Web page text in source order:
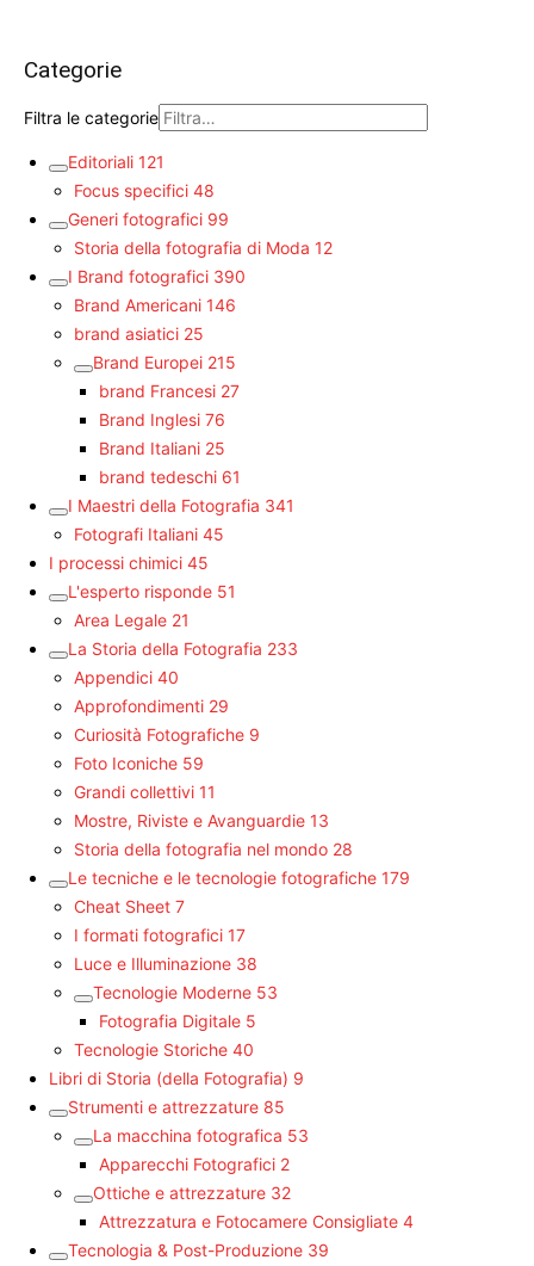
Categorie
Filtra le categorie
Editoriali 121
Focus specifici 48
Generi fotografici 99
Storia della fotografia di Moda 12
I Brand fotografici 390
Brand Americani 146
brand asiatici 25
Brand Europei 215
brand Francesi 27
Brand Inglesi 76
Brand Italiani 25
brand tedeschi 61
I Maestri della Fotografia 341
Fotografi Italiani 45
I processi chimici 45
L'esperto risponde 51
Area Legale 21
La Storia della Fotografia 233
Appendici 40
Approfondimenti 29
Curiosità Fotografiche 9
Foto Iconiche 59
Grandi collettivi 11
Mostre, Riviste e Avanguardie 13
Storia della fotografia nel mondo 28
Le tecniche e le tecnologie fotografiche 179
Cheat Sheet 7
I formati fotografici 17
Luce e Illuminazione 38
Tecnologie Moderne 53
Fotografia Digitale 5
Tecnologie Storiche 40
Libri di Storia (della Fotografia) 9
Strumenti e attrezzature 85
La macchina fotografica 53
Apparecchi Fotografici 2
Ottiche e attrezzature 32
Attrezzatura e Fotocamere Consigliate 4
Tecnologia & Post-Produzione 39